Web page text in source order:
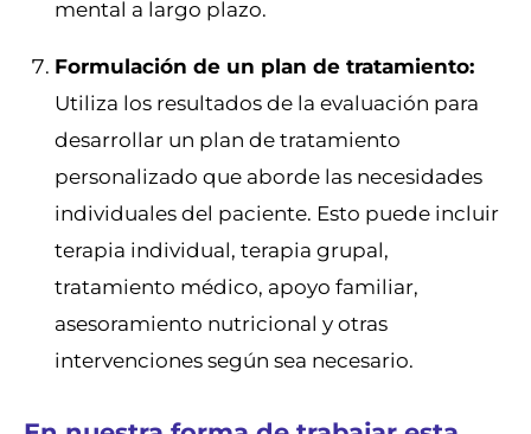
mental a largo plazo.
Formulación de un plan de tratamiento:
Utiliza los resultados de la evaluación para
desarrollar un plan de tratamiento
personalizado que aborde las necesidades
individuales del paciente. Esto puede incluir
terapia individual, terapia grupal,
tratamiento médico, apoyo familiar,
asesoramiento nutricional y otras
intervenciones según sea necesario.